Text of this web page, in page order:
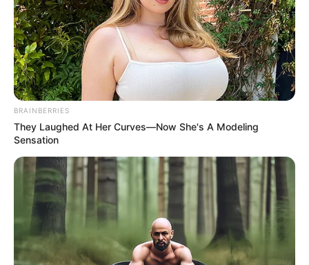
BRAINBERRIES
They Laughed At Her Curves—Now She's A Modeling
Sensation